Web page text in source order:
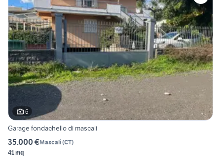
6
Garage fondachello di mascali
35.000 €Mascali(CT)
41 mq